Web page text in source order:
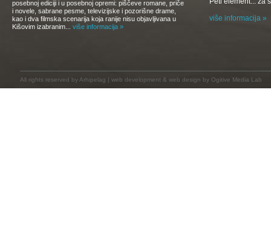
posebnoj ediciji i u posebnoj opremi: piščeve romane, priče
i novele, sabrane pesme, televizijske i pozorišne drame,
kao i dva filmska scenarija koja ranije nisu objavljivana u
Kišovim izabranim... više informacija »
više informacija »
All rights reserved by Arhipelag | web development & web design by Ogitive Media Lab